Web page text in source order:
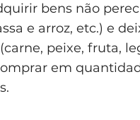
bens não
e arroz, etc.) e
peixe, fruta,
em